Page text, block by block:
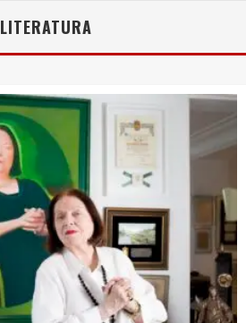
Maior Campeonato de Drift da América Latina retorna ao Mega Space em março
LITERATURA